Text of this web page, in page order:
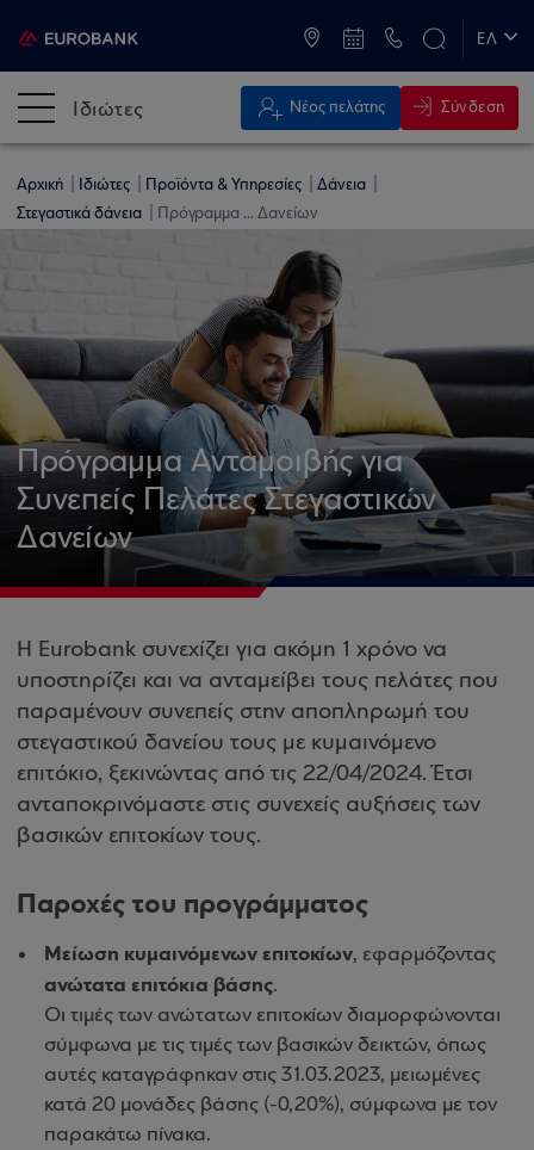
ΕΛ
Ιδιώτες Νέος πελάτης Σύνδεση
Αρχική Ιδιώτες Προϊόντα & Υπηρεσίες
Δάνεια
Στεγαστικά δάνεια
Πρόγραμμα ... Δανείων
Πρόγραμμα Ανταμοιβής για
Συνεπείς Πελάτες Στεγαστικών
Δανείων
Η Eurobank συνεχίζει για ακόμη 1 χρόνο να
υποστηρίζει και να ανταμείβει τους πελάτες που
παραμένουν συνεπείς στην αποπληρωμή του
στεγαστικού δανείου τους με κυμαινόμενο
επιτόκιο, ξεκινώντας από τις 22/04/2024. Έτσι
ανταποκρινόμαστε στις συνεχείς αυξήσεις των
βασικών επιτοκίων τους.
Παροχές του προγράμματος
Μείωση κυμαινόμενων επιτοκίων, εφαρμόζοντας
ανώτατα επιτόκια βάσης.
Οι τιμές των ανώτατων επιτοκίων διαμορφώνονται
σύμφωνα με τις τιμές των βασικών δεικτών, όπως
αυτές καταγράφηκαν στις 31.03.2023, μειωμένες
κατά 20 μονάδες βάσης (-0,20%), σύμφωνα με τον
παρακάτω πίνακα.